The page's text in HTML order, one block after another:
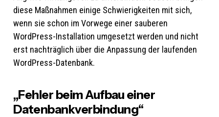
diese Maßnahmen einige Schwierigkeiten mit sich,
wenn sie schon im Vorwege einer sauberen
WordPress-Installation umgesetzt werden und nicht
erst nachträglich über die Anpassung der laufenden
WordPress-Datenbank.
„Fehler beim Aufbau einer
Datenbankverbindung“